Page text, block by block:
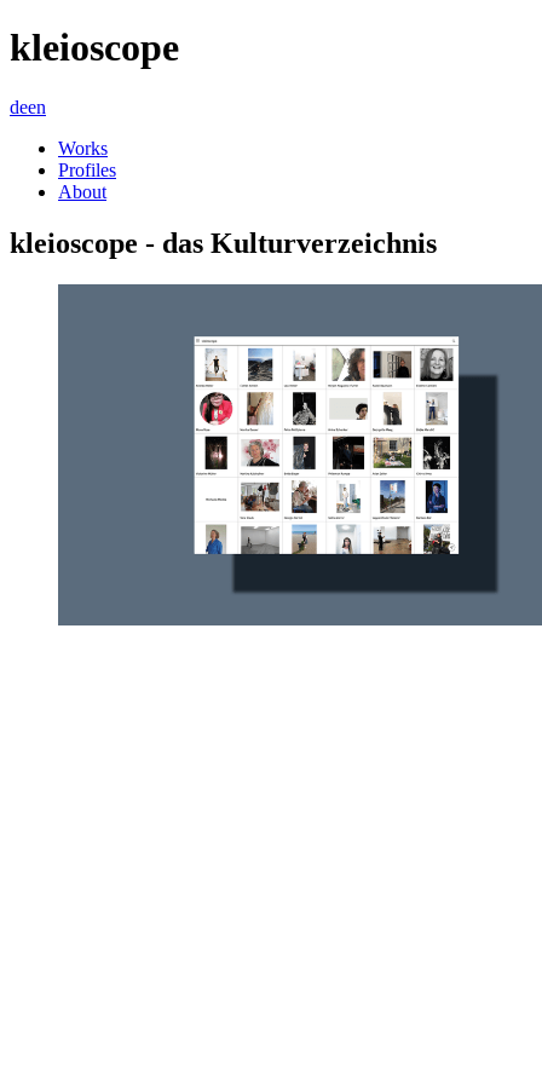
kleioscope
deen
Works
Profiles
About
kleioscope - das Kulturverzeichnis